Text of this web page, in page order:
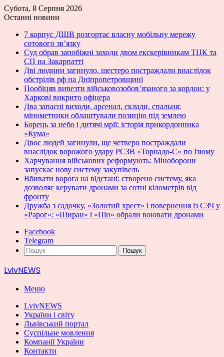
Субота, 8 Серпня 2026
Останні новини
7 корпус ДШВ розгортає власну мобільну мережу
сотового зв’язку
Суд обрав запобіжні заходи двом екскерівникам ТЦК та
СП на Закарпатті
Дві людини загинуло, шестеро постраждали внаслідок
обстрілів рф на Дніпропетровщині
Пообіцяв вивезти військовозобов’язаного за кордон: у
Харкові викрито офіцера
Два запасні виходи, арсенал, склади, спальня:
мінометники облаштували позицію під землею
Борець за небо і дитячі мрії: історія прикордонника
«Кума»
Двоє людей загинули, ще четверо постраждали
внаслідок ворожого удару РСЗВ «Торнадо-С» по Ізюму
Харчування військових реформують: Міноборони
запускає нову систему закупівель
Вбивати ворога на відстані: створено систему, яка
дозволяє керувати дронами за сотні кілометрів від
фронту
Дружба з садочку, «Золотий хрест» і повернення із СЗЧ у
«Рарог»: «Ширан» і «Пін» обрали воювати дронами
Facebook
Telegram
Пошук
LvivNEWS
Меню
LvivNEWS
України і світу
Львівський портал
Суспільне мовлення
Компанії України
Контакти